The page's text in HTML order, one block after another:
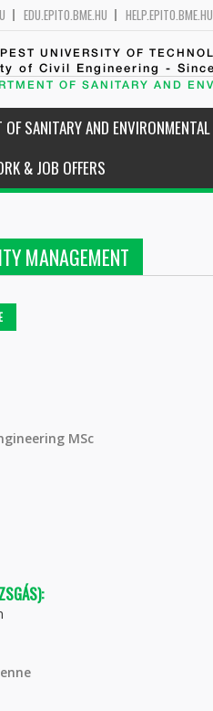
EDU.EPITO.BME.HU HELP.EPITO.BME.HU
UNIVERSITY OF
of Civil Engineering -
OF SANITARY AND
OF SANITARY AND ENVIRONMENTAL
& JOB OFFERS
MANAGEMENT
MSc